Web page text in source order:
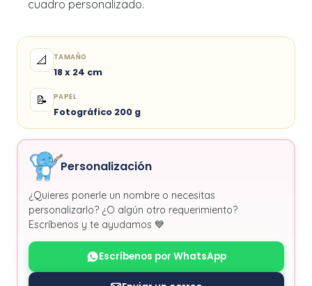
cuadro personalizado.
📐 TAMAÑO
18 x 24 cm
📝 PAPEL
Fotográfico 200 g
Personalización
¿Quieres ponerle un nombre o necesitas
personalizarlo? ¿O algún otro requerimiento?
Escríbenos y te ayudamos 💙
Escríbenos por WhatsApp